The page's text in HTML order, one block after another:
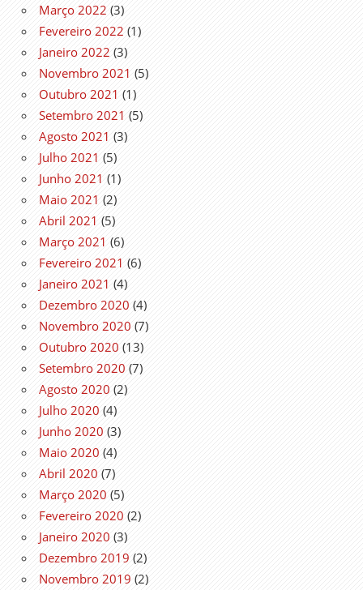
Março 2022 (3)
Fevereiro 2022 (1)
Janeiro 2022 (3)
Novembro 2021 (5)
Outubro 2021 (1)
Setembro 2021 (5)
Agosto 2021 (3)
Julho 2021 (5)
Junho 2021 (1)
Maio 2021 (2)
Abril 2021 (5)
Março 2021 (6)
Fevereiro 2021 (6)
Janeiro 2021 (4)
Dezembro 2020 (4)
Novembro 2020 (7)
Outubro 2020 (13)
Setembro 2020 (7)
Agosto 2020 (2)
Julho 2020 (4)
Junho 2020 (3)
Maio 2020 (4)
Abril 2020 (7)
Março 2020 (5)
Fevereiro 2020 (2)
Janeiro 2020 (3)
Dezembro 2019 (2)
Novembro 2019 (2)